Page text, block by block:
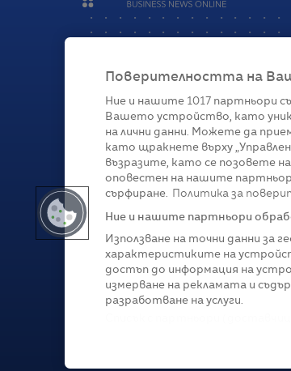
Категории
ГлобалноБизнесТехнологии
Поверителността на
Ние и нашите 1017 партньори
Вашето устройство, като
на лични данни. Можете да
като щракнете върху
възразите, като се позовете
оповестен на нашите
сърфиране.
Политика за
Ние и нашите партньори
Използване на точни данни за
характеристиките на
достъп до информация на
измерване на рекламата и
разработване на услуги.